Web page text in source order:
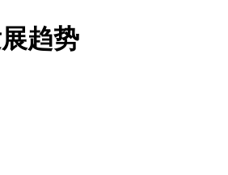
趋势